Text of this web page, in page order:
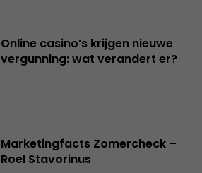
Online casino’s krijgen nieuwe
vergunning: wat verandert er?
Marketingfacts Zomercheck –
Roel Stavorinus